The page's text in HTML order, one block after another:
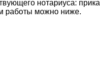
нотариуса:
работы можно ниже.